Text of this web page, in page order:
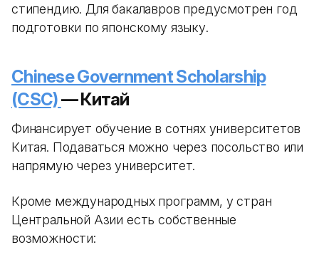
стипендию. Для бакалавров предусмотрен год
подготовки по японскому языку.
Chinese Government Scholarship
(CSC)— Китай
Финансирует обучение в сотнях университетов
Китая. Подаваться можно через посольство или
напрямую через университет.
Кроме международных программ, у стран
Центральной Азии есть собственные
возможности: